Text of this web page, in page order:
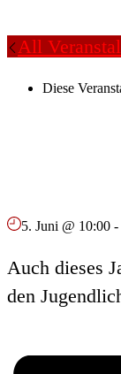
All
Diese
5. Juni @ 10:00 -
Auch dieses
den